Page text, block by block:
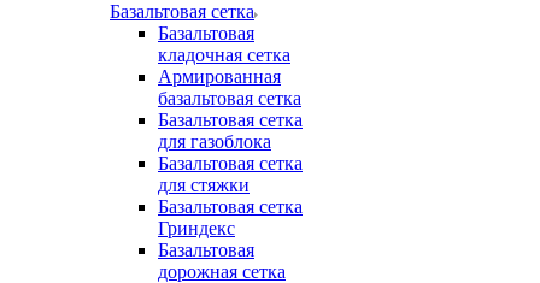
Базальтовая сетка
Базальтовая
кладочная сетка
Армированная
базальтовая сетка
Базальтовая сетка
для газоблока
Базальтовая сетка
для стяжки
Базальтовая сетка
Гриндекс
Базальтовая
дорожная сетка